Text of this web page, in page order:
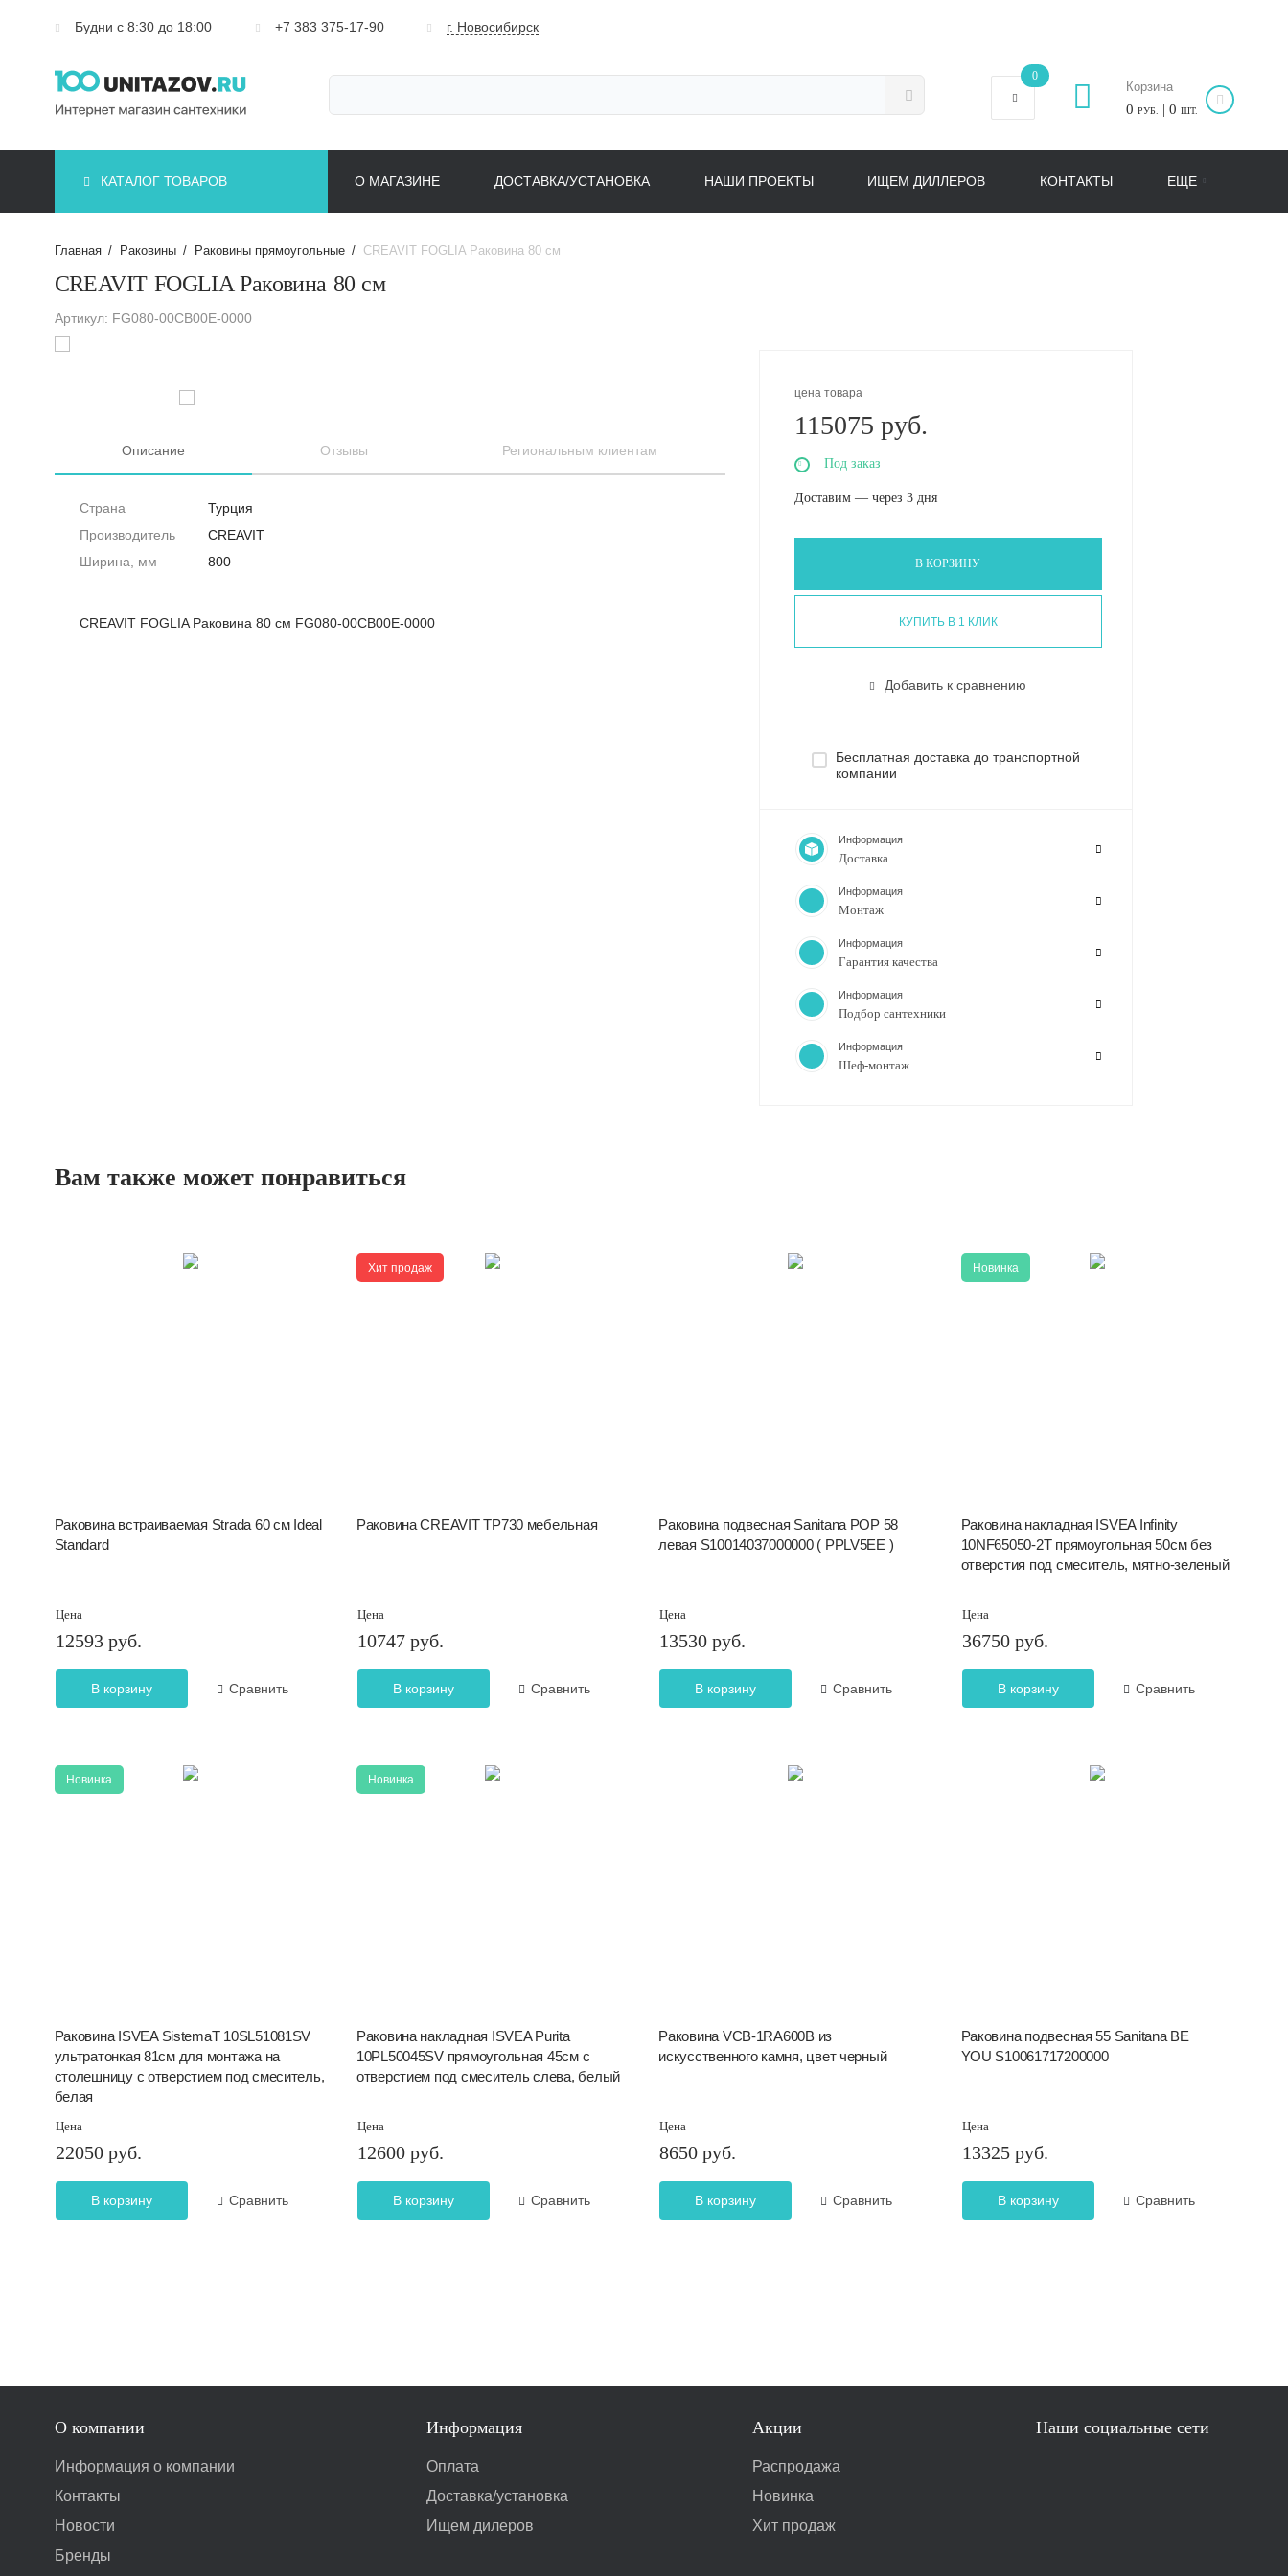
Будни с 8:30 до 18:00 +7 383 375-17-90 г. Новосибирск
0
Корзина
0 РУБ. | 0 ШТ.
КАТАЛОГ ТОВАРОВ О МАГАЗИНЕ ДОСТАВКА/УСТАНОВКА НАШИ ПРОЕКТЫ ИЩЕМ ДИЛЛЕРОВ КОНТАКТЫ ЕЩЕ
Главная / Раковины / Раковины прямоугольные / CREAVIT FOGLIA Раковина 80 см
CREAVIT FOGLIA Раковина 80 см
Артикул: FG080-00CB00E-0000
цена товара
115075 руб.
Под заказ
Доставим — через 3 дня
В КОРЗИНУ
КУПИТЬ В 1 КЛИК
Добавить к сравнению
Бесплатная доставка до транспортной
компании
Информация
Доставка
Информация
Монтаж
Информация
Гарантия качества
Информация
Подбор сантехники
Информация
Шеф-монтаж
Описание Отзывы Региональным клиентам
Страна
Турция
Производитель
CREAVIT
Ширина, мм
800
CREAVIT FOGLIA Раковина 80 см FG080-00CB00E-0000
Вам также может понравиться
Раковина встраиваемая Strada 60 см Ideal
Standard
Цена
12593 руб.
В корзину Сравнить
Хит продаж
Раковина CREAVIT TP730 мебельная
Цена
10747 руб.
В корзину Сравнить
Раковина подвесная Sanitana POP 58
левая S10014037000000 ( PPLV5EE )
Цена
13530 руб.
В корзину Сравнить
Новинка
Раковина накладная ISVEA Infinity
10NF65050-2T прямоугольная 50см без
отверстия под смеситель, мятно-зеленый
Цена
36750 руб.
В корзину Сравнить
Новинка
Раковина ISVEA SistemaT 10SL51081SV
ультратонкая 81см для монтажа на
столешницу с отверстием под смеситель,
белая
Цена
22050 руб.
В корзину Сравнить
Новинка
Раковина накладная ISVEA Purita
10PL50045SV прямоугольная 45см с
отверстием под смеситель слева, белый
Цена
12600 руб.
В корзину Сравнить
Раковина VCB-1RA600B из
искусственного камня, цвет черный
Цена
8650 руб.
В корзину Сравнить
Раковина подвесная 55 Sanitana BE
YOU S10061717200000
Цена
13325 руб.
В корзину Сравнить
О компании
Информация о компании
Контакты
Новости
Бренды
Информация
Оплата
Доставка/установка
Ищем дилеров
Акции
Распродажа
Новинка
Хит продаж
Наши социальные сети